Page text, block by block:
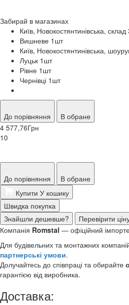
Забирай в магазинах
Київ, Новокостянтинівська, склад
Вишневе 1 шт
Київ, Новокостянтинівська,
Луцьк 1 шт
Рівне 1 шт
Чернівці 1 шт
До порівняння
В обране
4 577,76Грн
10
До порівняння
В обране
Купити У кошику
Швидка покупка
Знайшли дешевше?
Перевірити
Компанія Romstal — офіційний
Для будівельних та монтажних
партнерські умови.
Долучайтесь до співпраці та обирайте
гарантією від виробника.
Доставка: